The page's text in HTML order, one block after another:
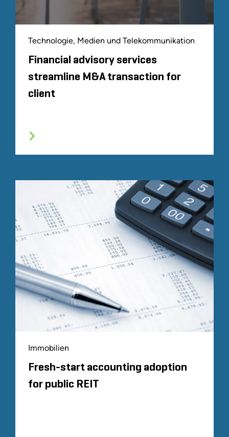
Technologie, Medien und Telekommunikation
Financial advisory services
streamline M&A transaction for
client
Immobilien
Fresh-start accounting adoption
for public REIT